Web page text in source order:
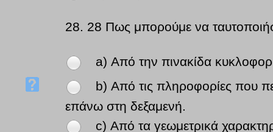
28. 28 Πως μπορούμε να
a) Από την πινακίδα
b) Από τις πληροφορίες που
επάνω στη δεξαμενή.
c) Από τα γεωμετρικά